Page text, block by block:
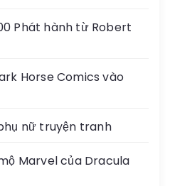
Phát hành từ Robert
Horse Comics vào
nữ truyện tranh
Marvel của Dracula